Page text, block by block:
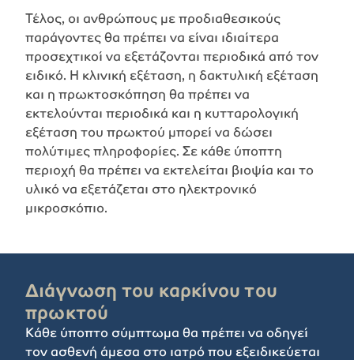
Τέλος, οι ανθρώπους με προδιαθεσικούς
παράγοντες θα πρέπει να είναι ιδιαίτερα
προσεχτικοί να εξετάζονται περιοδικά από τον
ειδικό. Η κλινική εξέταση, η δακτυλική εξέταση
και η πρωκτοσκόπηση θα πρέπει να
εκτελούνται περιοδικά και η κυτταρολογική
εξέταση του πρωκτού μπορεί να δώσει
πολύτιμες πληροφορίες. Σε κάθε ύποπτη
περιοχή θα πρέπει να εκτελείται βιοψία και το
υλικό να εξετάζεται στο ηλεκτρονικό
μικροσκόπιο.
Διάγνωση του καρκίνου του
πρωκτού
Κάθε ύποπτο σύμπτωμα θα πρέπει να οδηγεί
τον ασθενή άμεσα στο ιατρό που εξειδικεύεται